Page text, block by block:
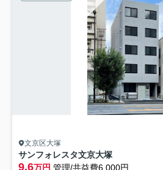
文京区大塚
サンフォレスタ文京大塚
9.6万円 管理/共益費6,000円